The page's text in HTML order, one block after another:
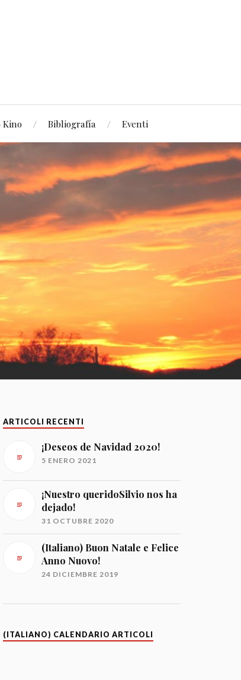
Kino Bibliografía Eventi
ARTICOLI RECENTI
¡Deseos de Navidad 2020!
5 ENERO 2021
¡Nuestro queridoSilvio nos ha
dejado!
31 OCTUBRE 2020
(Italiano) Buon Natale e Felice
Anno Nuovo!
24 DICIEMBRE 2019
(ITALIANO) CALENDARIO ARTICOLI